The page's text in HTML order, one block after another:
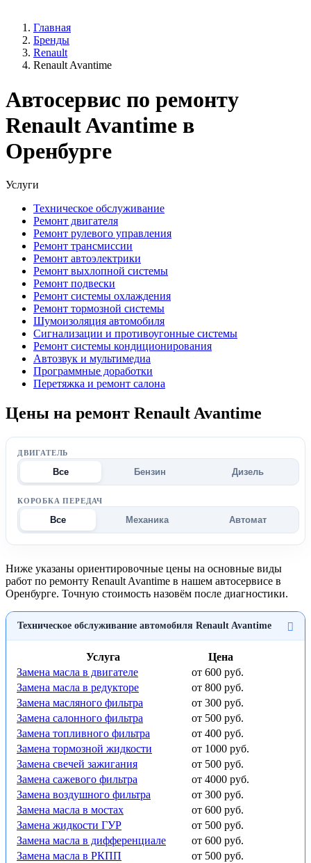
Главная
Бренды
Renault
Renault Avantime
Автосервис по ремонту
Renault Avantime в
Оренбурге
Услуги
Техническое обслуживание
Ремонт двигателя
Ремонт рулевого управления
Ремонт трансмиссии
Ремонт автоэлектрики
Ремонт выхлопной системы
Ремонт подвески
Ремонт системы охлаждения
Ремонт тормозной системы
Шумоизоляция автомобиля
Сигнализации и противоугонные системы
Ремонт системы кондиционирования
Автозвук и мультимедиа
Программные доработки
Перетяжка и ремонт салона
Цены на ремонт Renault Avantime
ДВИГАТЕЛЬ
Все Бензин Дизель
КОРОБКА ПЕРЕДАЧ
Все Механика Автомат
Ниже указаны ориентировочные цены на основные виды
работ по ремонту Renault Avantime в нашем автосервисе в
Оренбурге. Точную стоимость назовём после диагностики.
Техническое обслуживание автомобиля Renault Avantime
Услуга
Цена
Замена масла в двигателе
от 600 руб.
Замена масла в редукторе
от 800 руб.
Замена масляного фильтра
от 300 руб.
Замена салонного фильтра
от 500 руб.
Замена топливного фильтра
от 400 руб.
Замена тормозной жидкости
от 1000 руб.
Замена свечей зажигания
от 500 руб.
Замена сажевого фильтра
от 4000 руб.
Замена воздушного фильтра
от 300 руб.
Замена масла в мостах
от 600 руб.
Замена жидкости ГУР
от 500 руб.
Замена масла в дифференциале
от 600 руб.
Замена масла в РКПП
от 500 руб.